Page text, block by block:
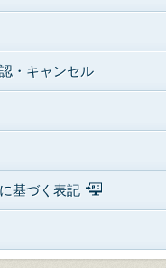
・キャンセル
基づく表記